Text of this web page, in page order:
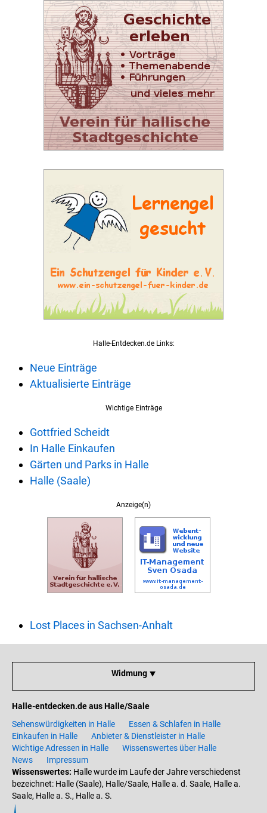
Halle-Entdecken.de Links:
Neue Einträge
Aktualisierte Einträge
Wichtige Einträge
Gottfried Scheidt
In Halle Einkaufen
Gärten und Parks in Halle
Halle (Saale)
Anzeige(n)
Lost Places in Sachsen-Anhalt
Widmung ⯆
Halle-entdecken.de aus Halle/Saale
Sehenswürdigkeiten in Halle
Essen & Schlafen in Halle
Einkaufen in Halle
Anbieter & Dienstleister in Halle
Wichtige Adressen in Halle
Wissenswertes über Halle
News
Impressum
Wissenswertes: Halle wurde im Laufe der Jahre verschiedenst
bezeichnet: Halle (Saale), Halle/Saale, Halle a. d. Saale, Halle a.
Saale, Halle a. S., Halle a. S.